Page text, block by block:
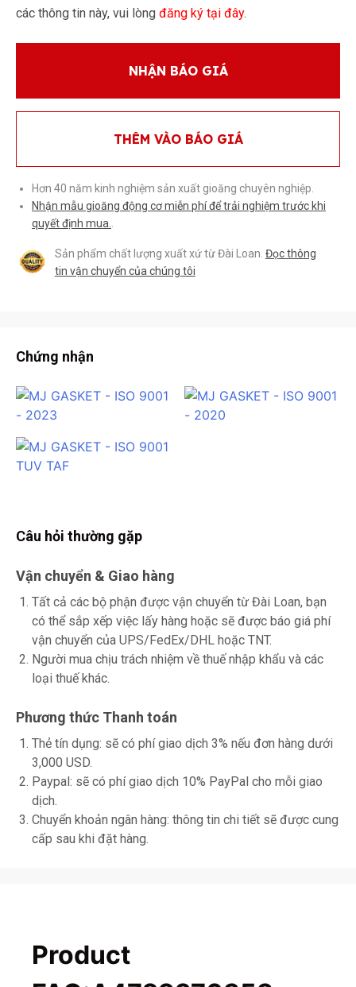
các thông tin này, vui lòng đăng ký tại đây.
NHẬN BÁO GIÁ
THÊM VÀO BÁO GIÁ
Hơn 40 năm kinh nghiệm sản xuất gioăng chuyên nghiệp.
Nhận mẫu gioăng động cơ miễn phí để trải nghiệm trước khi
quyết định mua.
Sản phẩm chất lượng xuất xứ từ Đài Loan. Đọc thông
tin vận chuyển của chúng tôi
Chứng nhận
Câu hỏi thường gặp
Vận chuyển & Giao hàng
Tất cả các bộ phận được vận chuyển từ Đài Loan, bạn
có thể sắp xếp việc lấy hàng hoặc sẽ được báo giá phí
vận chuyển của UPS/FedEx/DHL hoặc TNT.
Người mua chịu trách nhiệm về thuế nhập khẩu và các
loại thuế khác.
Phương thức Thanh toán
Thẻ tín dụng: sẽ có phí giao dịch 3% nếu đơn hàng dưới
3,000 USD.
Paypal: sẽ có phí giao dịch 10% PayPal cho mỗi giao
dịch.
Chuyển khoản ngân hàng: thông tin chi tiết sẽ được cung
cấp sau khi đặt hàng.
Product